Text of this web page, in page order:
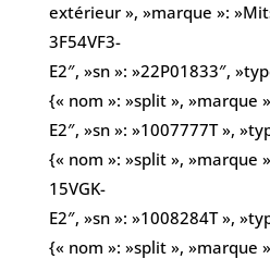
extérieur », »marque »:
3F54VF3-
E2″, »sn »: »22P01833″,
{« nom »: »split », »marque
E2″, »sn »: »1007777T »,
{« nom »: »split », »marque
15VGK-
E2″, »sn »: »1008284T »,
{« nom »: »split », »marque